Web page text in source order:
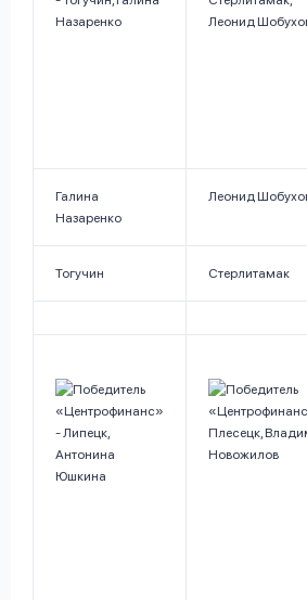
Галина
Назаренко
Леонид
Тогучин Стерлитамак